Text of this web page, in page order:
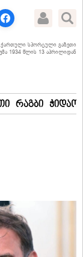
სპორტული გაზეთი
1934 წლის 13 აპრილიდან
რაგბი